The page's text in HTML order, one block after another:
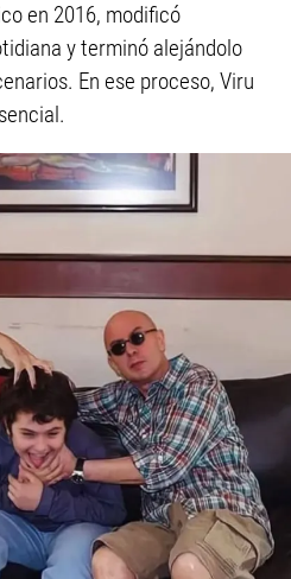
en 2016, modificó
y terminó alejándolo
En ese proceso, Viru